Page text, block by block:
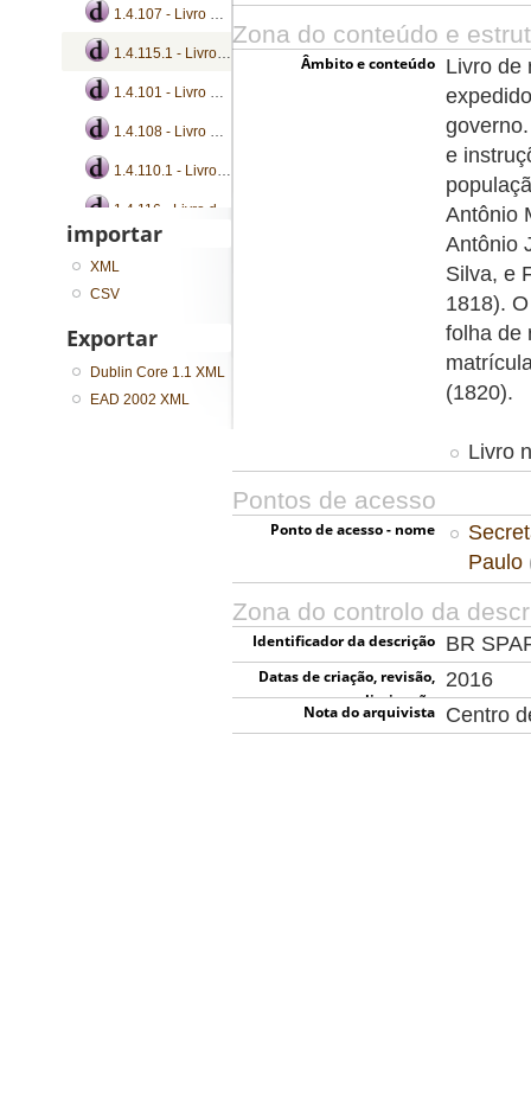
Zona do conteúdo e
Âmbito e conteúdo
Livro de
e
Antônio
Antônio
Silva, e
1818).
folha de
(1820).
Livro
Pontos de acesso
Ponto de acesso - nome
Paulo
Zona do controlo da
Identificador da descrição BR
Datas de criação, revisão,
eliminação
2016
Nota do arquivista Centro
1.4.107 - Livro de registro de bandos e portarias
1.4.115.1 - Livro de registro de instruções, ofícios e portarias
1.4.101 - Livro de registro de bandos, circulares e decretos
1.4.108 - Livro de registro de bandos e portarias
1.4.110.1 - Livro de registro de bandos e portarias
1.4.116 - Livro de registro de ofícios e portarias
...
importar
XML
CSV
Exportar
Dublin Core 1.1 XML
EAD 2002 XML